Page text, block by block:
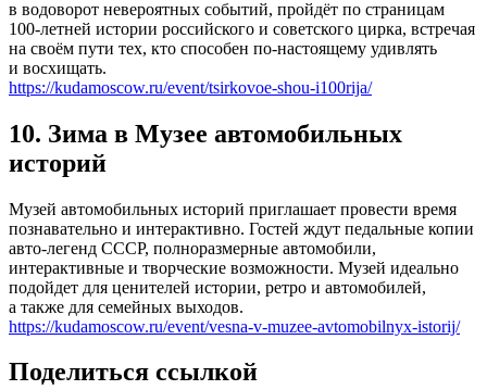
в водоворот невероятных событий, пройдёт по страницам
100-летней истории российского и советского цирка, встречая
на своём пути тех, кто способен по-настоящему удивлять
и восхищать.
https://kudamoscow.ru/event/tsirkovoe-shou-i100rija/
10. Зима в Музее автомобильных
историй
Музей автомобильных историй приглашает провести время
познавательно и интерактивно. Гостей ждут педальные копии
авто-легенд СССР, полноразмерные автомобили,
интерактивные и творческие возможности. Музей идеально
подойдет для ценителей истории, ретро и автомобилей,
а также для семейных выходов.
https://kudamoscow.ru/event/vesna-v-muzee-avtomobilnyx-istorij/
Поделиться ссылкой